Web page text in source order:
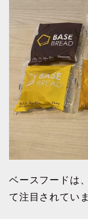
ベースフードは
て注目されていま